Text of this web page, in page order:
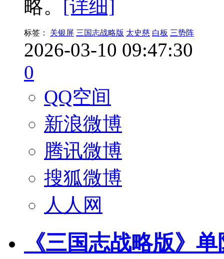
略。 [详细]
标签： 关银屏 三国志战略版 太史慈 白板 三势阵
2026-03-10 09:47:30
0
QQ空间
新浪微博
腾讯微博
搜狐微博
人人网
《三国志战略版》